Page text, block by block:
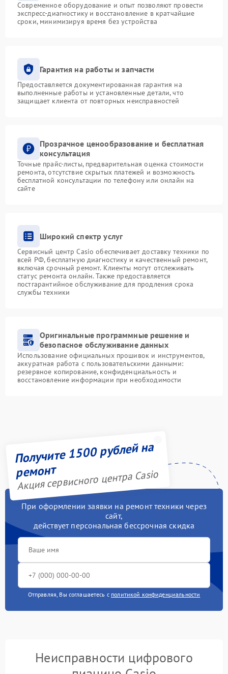
Современное оборудование и опыт позволяют провести
экспресс-диагностику и восстановление в кратчайшие
сроки, минимизируя время без устройства
Гарантия на работы и запчасти
Предоставляется документированная гарантия на
выполненные работы и установленные детали, что
защищает клиента от повторных неисправностей
Прозрачное ценообразование и бесплатная
консультация
Точные прайс-листы, предварительная оценка стоимости
ремонта, отсутствие скрытых платежей и возможность
бесплатной консультации по телефону или онлайн на
сайте
Широкий спектр услуг
Сервисный центр Casio обеспечивает доставку техники по
всей РФ, бесплатную диагностику и качественный ремонт,
включая срочный ремонт. Клиенты могут отслеживать
статус ремонта онлайн. Также предоставляется
постгарантийное обслуживание для продления срока
службы техники
Оригинальные программные решение и
безопасное обслуживание данных
Использование официальных прошивок и инструментов,
аккуратная работа с пользовательскими данными:
резервное копирование, конфиденциальность и
восстановление информации при необходимости
Получите 1500 рублей на
ремонт
Акция сервисного центра Casio
При оформлении заявки на ремонт техники через
сайт,
действует персональная бессрочная скидка
Отправляя, Вы соглашаетесь с политикой конфиденциальности
Неисправности цифрового